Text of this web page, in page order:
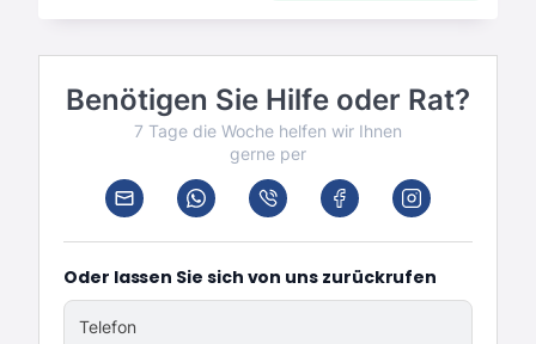
Benötigen Sie Hilfe oder Rat?
7 Tage die Woche helfen wir Ihnen
gerne per
Oder lassen Sie sich von uns zurückrufen
Telefon